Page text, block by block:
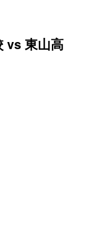
vs 東山高